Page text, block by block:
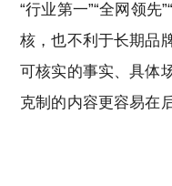
“行业第一”“全网领先
核，也不利于长期品
可核实的事实、具体
克制的内容更容易在